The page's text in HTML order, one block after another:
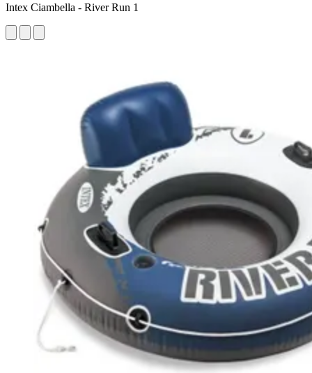
Intex Ciambella - River Run 1